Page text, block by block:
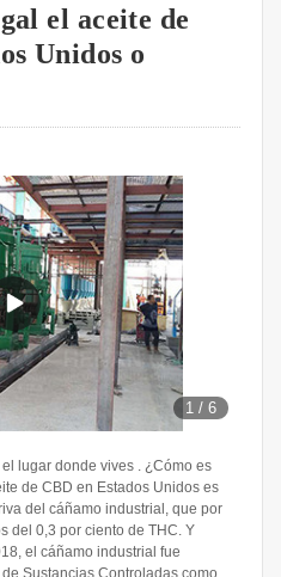
el aceite de
Unidos o
1 /6
lugar donde vives . ¿Cómo es
de CBD en Estados Unidos es
del cáñamo industrial, que por
del 0,3 por ciento de THC. Y
el cáñamo industrial fue